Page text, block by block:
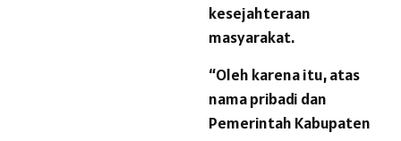
kesejahteraan
masyarakat.
“Oleh karena itu, atas
nama pribadi dan
Pemerintah Kabupaten